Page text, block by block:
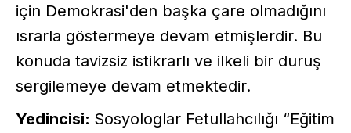
için Demokrasi'den başka çare olmadığını
ısrarla göstermeye devam etmişlerdir. Bu
konuda tavizsiz istikrarlı ve ilkeli bir duruş
sergilemeye devam etmektedir.
Yedincisi: Sosyologlar Fetullahcılığı “Eğitim